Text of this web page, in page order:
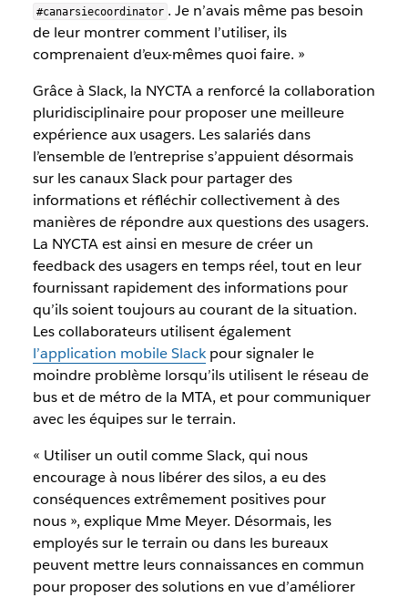
#canarsiecoordinator . Je n’avais même pas besoin
de leur montrer comment l’utiliser, ils
comprenaient d’eux-mêmes quoi faire. »
Grâce à Slack, la NYCTA a renforcé la collaboration
pluridisciplinaire pour proposer une meilleure
expérience aux usagers. Les salariés dans
l’ensemble de l’entreprise s’appuient désormais
sur les canaux Slack pour partager des
informations et réfléchir collectivement à des
manières de répondre aux questions des usagers.
La NYCTA est ainsi en mesure de créer un
feedback des usagers en temps réel, tout en leur
fournissant rapidement des informations pour
qu’ils soient toujours au courant de la situation.
Les collaborateurs utilisent également
l’application mobile Slackpour signaler le
moindre problème lorsqu’ils utilisent le réseau de
bus et de métro de la MTA, et pour communiquer
avec les équipes sur le terrain.
« Utiliser un outil comme Slack, qui nous
encourage à nous libérer des silos, a eu des
conséquences extrêmement positives pour
nous », explique Mme Meyer. Désormais, les
employés sur le terrain ou dans les bureaux
peuvent mettre leurs connaissances en commun
pour proposer des solutions en vue d’améliorer